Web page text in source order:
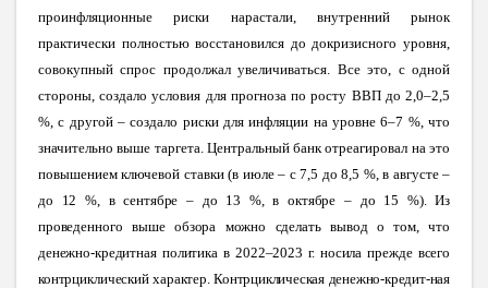
проинфляционные риски нарастали, внутренний рынок
практически полностью восстановился до докризисного уровня,
совокупный спрос продолжал увеличиваться. Все это, с одной
стороны, создало условия для прогноза по росту ВВП до 2,0–2,5
%, с другой – создало риски для инфляции на уровне 6–7 %, что
значительно выше таргета. Центральный банк отреагировал на это
повышением ключевой ставки (в июле – с 7,5 до 8,5 %, в августе–
до 12 %, в сентябре – до 13 %, в октябре – до 15 %). Из
проведенного выше обзора можно сделать вывод о том, что
денежно-кредитная политика в 2022–2023 г. носила прежде всего
контрциклическийхарактер. Контрциклическая денежно-кредит-ная